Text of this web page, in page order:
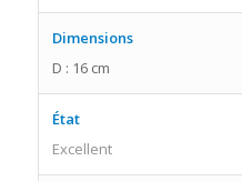
Dimensions
D : 16 cm
État
Excellent